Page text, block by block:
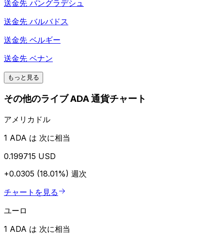
送金先 バングラデシュ
送金先 バルバドス
送金先 ベルギー
送金先 ベナン
もっと見る
その他のライブ ADA 通貨チャート
アメリカドル
1 ADA は 次に相当
0.199715 USD
+0.0305 (18.01%) 週次
チャートを見る
ユーロ
1 ADA は 次に相当